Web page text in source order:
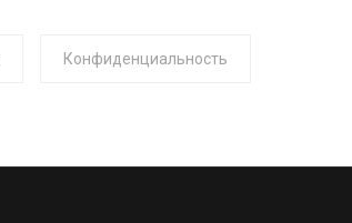
Конфиденциальность